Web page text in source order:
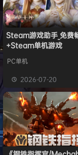
旋律
旋律
欢迎
欢迎
Steam游戏助手_免费
+Steam单机游戏
PC单机
2026-07-20